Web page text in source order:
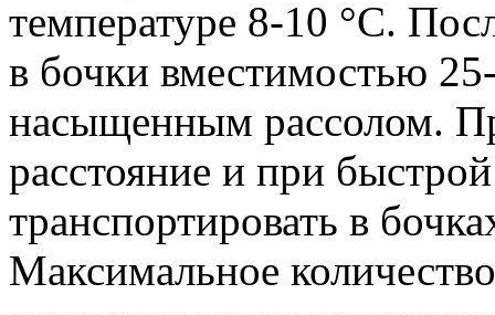
температуре 8-10 °С.
в бочки вместимостью
насыщенным рассолом.
расстояние и при
транспортировать в
Максимальное